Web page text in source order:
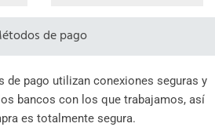
de pago
de pago utilizan conexiones seguras y
bancos con los que trabajamos, así
es totalmente segura.